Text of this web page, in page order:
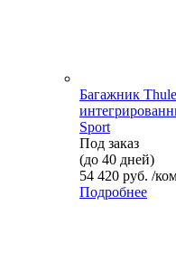
Багажник
Sport
Под заказ
(до 40 дней)
54 420 руб. /
Подробнее